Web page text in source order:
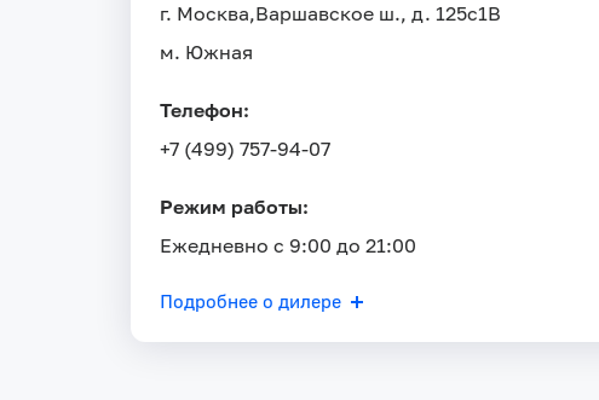
г. Москва,Варшавское ш., д. 125с1В
м. Южная
Телефон:
+7 (499) 757-94-07
Режим работы:
Ежедневно с 9:00 до 21:00
Подробнее о дилере